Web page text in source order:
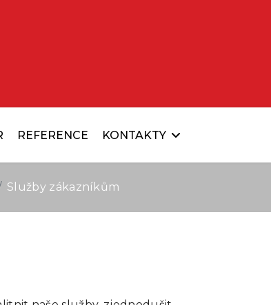
REFERENCE KONTAKTY
Služby zákazníkům